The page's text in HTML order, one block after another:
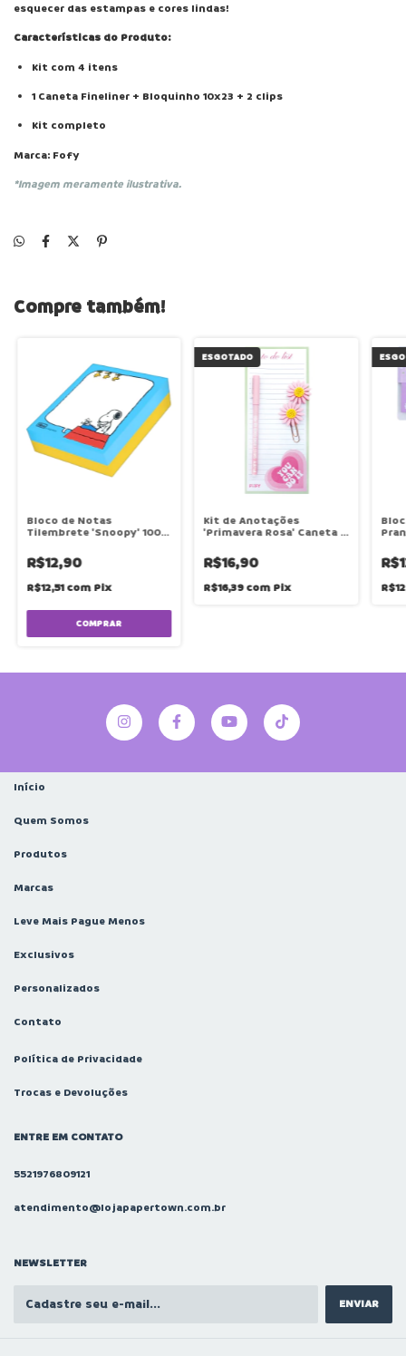
esquecer das estampas e cores lindas!
Características do Produto:
Kit com 4 itens
1 Caneta Fineliner + Bloquinho 10x23 + 2 clips
Kit completo
Marca: Fofy
*Imagem meramente ilustrativa.
Compre também!
Bloco de Notas
Tilembrete 'Snoopy' 100
R$12,90
R$12,51com Pix
ESGOTADO
Kit de Anotações
'Primavera Rosa' Caneta +
com 4 itens | Fofy
R$16,90
R$16,39com Pix
Início
Quem Somos
Produtos
Marcas
Leve Mais Pague Menos
Exclusivos
Personalizados
Contato
Política de Privacidade
Trocas e Devoluções
ENTRE EM CONTATO
5521976809121
atendimento@lojapapertown.com.br
NEWSLETTER